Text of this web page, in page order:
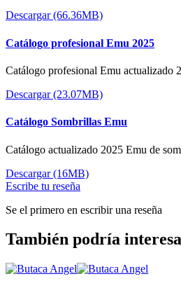
Descargar (66.36MB)
Catálogo profesional Emu 2025
Catálogo profesional Emu actualizado
Descargar (23.07MB)
Catálogo Sombrillas Emu
Catálogo actualizado 2025 Emu de
Descargar (16MB)
Escribe tu reseña
Se el primero en escribir una reseña
También podría